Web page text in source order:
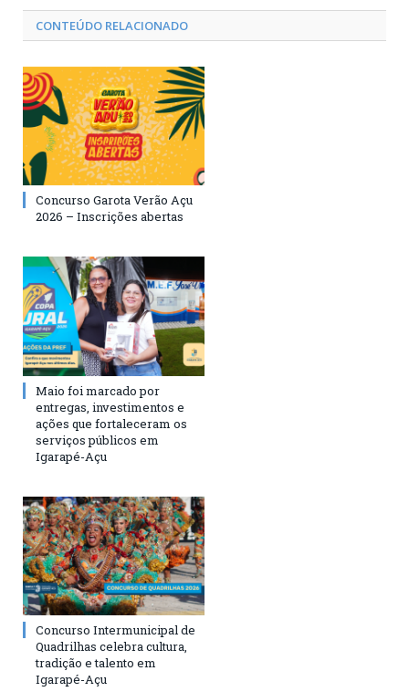
CONTEÚDO RELACIONADO
Concurso Garota Verão Açu
2026 – Inscrições abertas
Maio foi marcado por
entregas, investimentos e
ações que fortaleceram os
serviços públicos em
Igarapé-Açu
Concurso Intermunicipal de
Quadrilhas celebra cultura,
tradição e talento em
Igarapé-Açu